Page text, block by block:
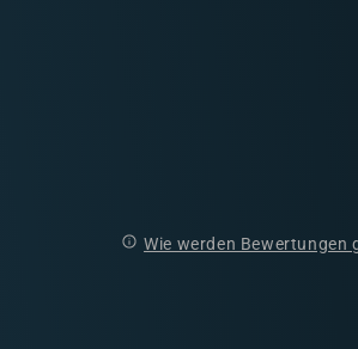
Wie werden Bewertungen